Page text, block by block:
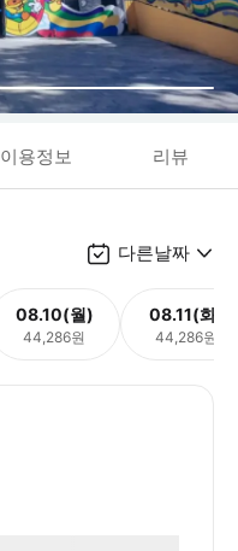
이용정보 리뷰
다른날짜
08.10(월)
44,286원
08.11(화)
44,286원